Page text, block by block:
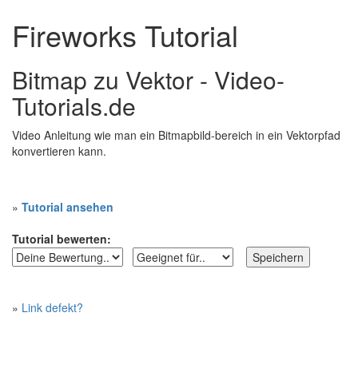
Fireworks Tutorial
Bitmap zu Vektor - Video-
Tutorials.de
Video Anleitung wie man ein Bitmapbild-bereich in ein Vektorpfad
konvertieren kann.
» Tutorial ansehen
Tutorial bewerten:
» Link defekt?